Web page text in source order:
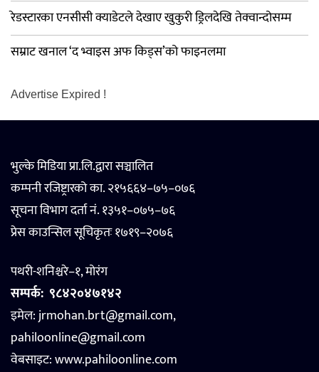
रेडस्टारका एनसीसी क्याडेटले देखाए खुकुरी ड्रिलदेखि तेक्वान्दोसम्म
सम्राट खनाल ‘द भ्वाइस अफ किड्स’को फाइनलमा
Advertise Expired !
भुल्के मिडिया प्रा.लि.द्वारा सञ्चालित
कम्पनी रजिष्ट्रारको का. २१५६६४–७५–०७६
सूचना विभाग दर्ता नं. १३५१–०७५–७६
प्रेस काउन्सिल सूचिकृतः १७१९–२०७६
पथरी-शनिश्चरे–१, मोरंग
सम्पर्क: ९८४२०४७१४२
इमेल: jrmohan.brt@gmail.com,
pahiloonline@gmail.com
वेबसाइट:www.pahiloonline.com